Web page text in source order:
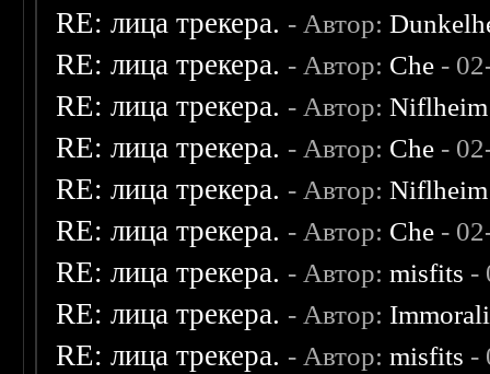
RE: лица трекера. - Автор:
RE: лица трекера. - Автор: Che -
RE: лица трекера. - Автор:Niflheim
RE: лица трекера. - Автор: Che -
RE: лица трекера. - Автор:Niflheim
RE: лица трекера. - Автор: Che -
RE: лица трекера. - Автор:misfits -
RE: лица трекера. - Автор:
RE: лица трекера. - Автор:misfits -